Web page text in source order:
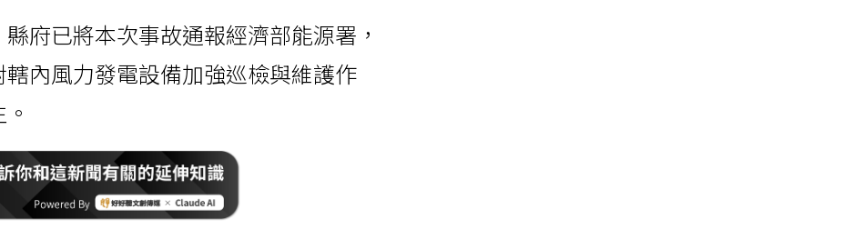
府已將本次事故通報經濟部能源署，
內風力發電設備加強巡檢與維護作